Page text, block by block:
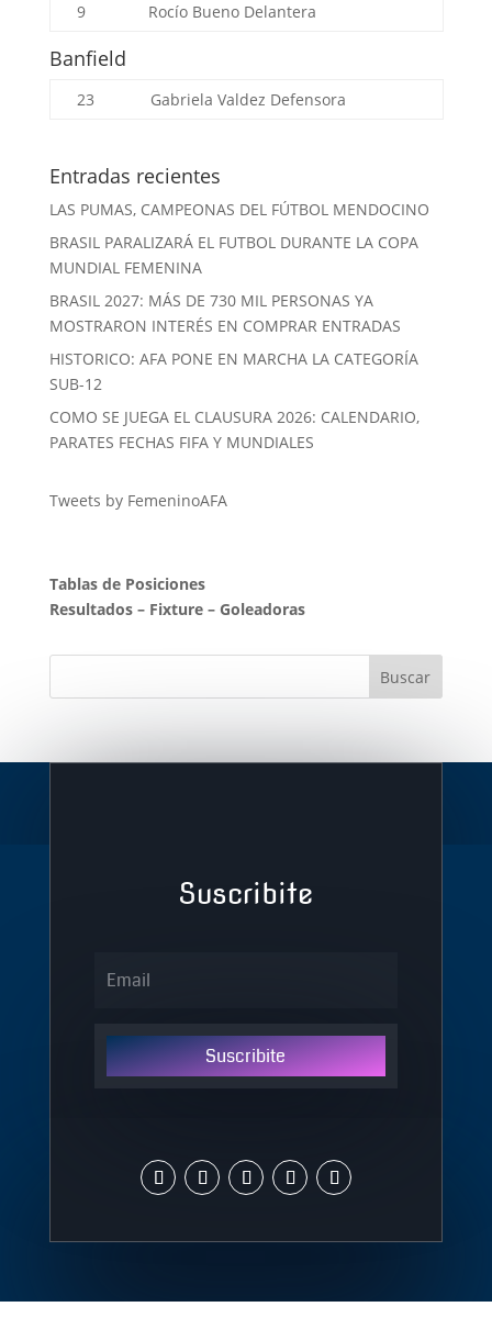
9 Rocío Bueno Delantera
Banfield
23 Gabriela Valdez Defensora
Entradas recientes
LAS PUMAS, CAMPEONAS DEL FÚTBOL MENDOCINO
BRASIL PARALIZARÁ EL FUTBOL DURANTE LA COPA
MUNDIAL FEMENINA
BRASIL 2027: MÁS DE 730 MIL PERSONAS YA
MOSTRARON INTERÉS EN COMPRAR ENTRADAS
HISTORICO: AFA PONE EN MARCHA LA CATEGORÍA
SUB-12
COMO SE JUEGA EL CLAUSURA 2026: CALENDARIO,
PARATES FECHAS FIFA Y MUNDIALES
Tweets by FemeninoAFA
Tablas de Posiciones
Resultados– Fixture– Goleadoras
Suscribite
Suscribite